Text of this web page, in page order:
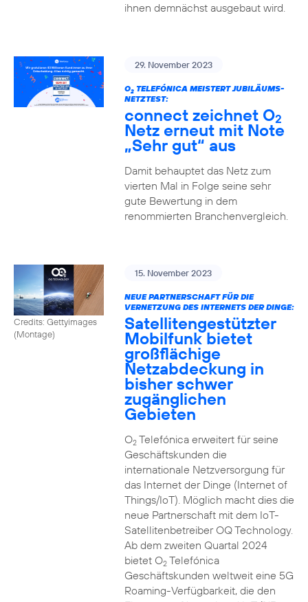
ihnen demnächst ausgebaut wird.
29. November 2023
O2TELEFÓNICA MEISTERT JUBILÄUMS-
NETZTEST:
connect zeichnet O2
Netz erneut mit Note
„Sehr gut“ aus
Damit behauptet das Netz zum
vierten Mal in Folge seine sehr
gute Bewertung in dem
renommierten Branchenvergleich.
Credits: Gettyimages
(Montage)
15. November 2023
NEUE PARTNERSCHAFT FÜR DIE
VERNETZUNG DES INTERNETS DER DINGE:
Satellitengestützter
Mobilfunk bietet
großflächige
Netzabdeckung in
bisher schwer
zugänglichen
Gebieten
O2Telefónica erweitert für seine
Geschäftskunden die
internationale Netzversorgung für
das Internet der Dinge (Internet of
Things/IoT). Möglich macht dies die
neue Partnerschaft mit dem IoT-
Satellitenbetreiber OQ Technology.
Ab dem zweiten Quartal 2024
bietet O2Telefónica
Geschäftskunden weltweit eine 5G
Roaming-Verfügbarkeit, die den